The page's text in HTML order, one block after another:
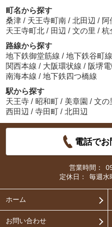
町名から探す
桑津 / 天王寺町南 / 北田辺 / 阿
天王寺町北 / 田辺 / 文の里 / 杭
路線から探す
地下鉄御堂筋線 / 地下鉄谷町線
関西本線 / 大阪環状線 / 阪堺
南海本線 / 地下鉄四つ橋線
駅から探す
天王寺 / 昭和町 / 美章園 / 文の
西田辺 / 寺田町 / 北田辺
電話で
営業時間：
定休日：
毎週
ホーム
お問い合わせ